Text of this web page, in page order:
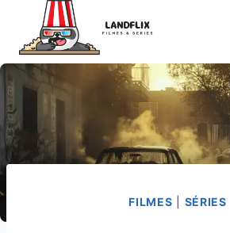
Conteúdo
FILMES SÉRIES